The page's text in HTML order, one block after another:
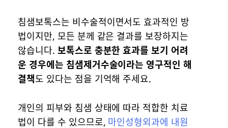
침샘보톡스는 비수술적이면서도 효과적인 방
법이지만, 모든 분께 같은 결과를 보장하지는
않습니다. 보톡스로 충분한 효과를 보기 어려
운 경우에는 침샘제거수술이라는 영구적인 해
결책도 있다는 점을 기억해 주세요.
개인의 피부와 침샘 상태에 따라 적합한 치료
법이 다를 수 있으므로, 마인성형외과에 내원